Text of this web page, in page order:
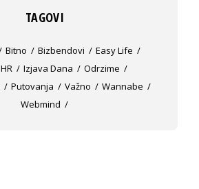
TAGOVI
Bitno Bizbendovi
Easy Life
HR Izjava Dana
Odrzime
Putovanja Važno
Wannabe
Webmind